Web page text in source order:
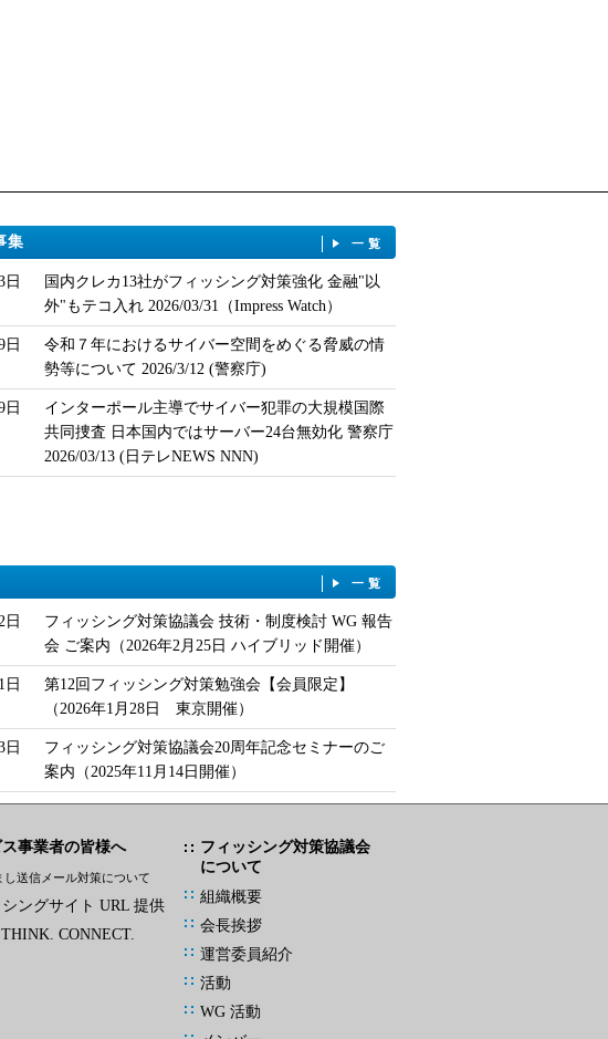
集 一覧
日
国内クレカ13社がフィッシング対策強化 金融"以
外"もテコ入れ 2026/03/31（Impress Watch）
日
令和７年におけるサイバー空間をめぐる脅威の情
勢等について 2026/3/12 (警察庁)
日
インターポール主導でサイバー犯罪の大規模国際
共同捜査 日本国内ではサーバー24台無効化 警察庁
2026/03/13 (日テレNEWS NNN)
一覧
日
フィッシング対策協議会 技術・制度検討 WG 報告
会 ご案内（2026年2月25日 ハイブリッド開催）
日
第12回フィッシング対策勉強会【会員限定】
（2026年1月28日 東京開催）
日
フィッシング対策協議会20周年記念セミナーのご
案内（2025年11月14日開催）
事業者の皆様へ
し送信メール対策について
ングサイト URL 提供
THINK. CONNECT.
フィッシング対策協議会
について
組織概要
会長挨拶
運営委員紹介
活動
WG 活動